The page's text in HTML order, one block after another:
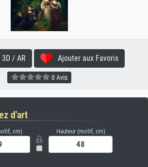
/ AR Ajouter aux Favoris
0 Avis
d'art
cm) Hauteur (motif, cm)